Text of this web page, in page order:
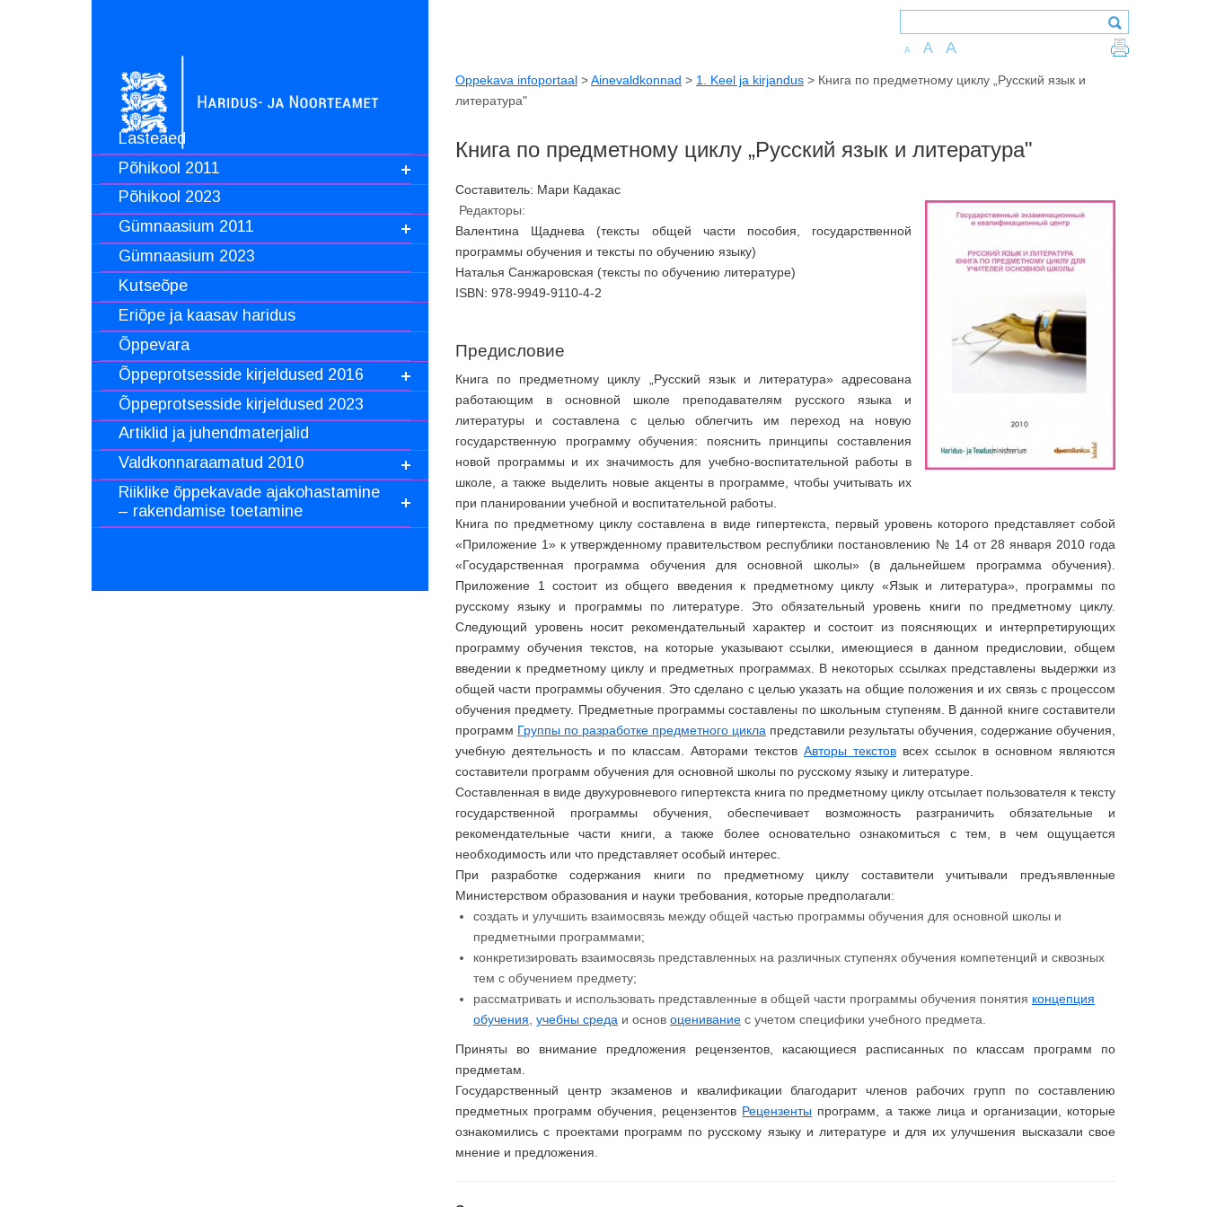
Lasteaed
Põhikool 2011
Põhikool 2023
Gümnaasium 2011
Gümnaasium 2023
Kutseõpe
Eriõpe ja kaasav haridus
Õppevara
Õppeprotsesside kirjeldused 2016
Õppeprotsesside kirjeldused 2023
Artiklid ja juhendmaterjalid
Valdkonnaraamatud 2010
Riiklike õppekavade ajakohastamine
– rakendamise toetamine
A A A
Oppekava infoportaal >Ainevaldkonnad > 1. Keel ja kirjandus > Книга по предметному циклу „Русский язык и
литература"
Книга по предметному циклу „Русский язык и литература"
Составитель: Мари Кадакас
Редакторы:
Валентина Щаднева (тексты общей части пособия, государственной
программы обучения и тексты по обучению языку)
Наталья Санжаровская (тексты по обучению литературе)
ISBN: 978-9949-9110-4-2
Предисловие
Книга по предметному циклу „Русский язык и литература» адресована
работающим в основной школе преподавателям русского языка и
литературы и составлена с целью облегчить им переход на новую
государственную программу обучения: пояснить принципы составления
новой программы и их значимость для учебно-воспитательной работы в
школе, а также выделить новые акценты в программе, чтобы учитывать их
при планировании учебной и воспитательной работы.
Книга по предметному циклу составлена в виде гипертекста, первый уровень которого представляет собой
«Приложение 1» к утвержденному правительством республики постановлению № 14 от 28 января 2010 года
«Государственная программа обучения для основной школы» (в дальнейшем программа обучения).
Приложение 1 состоит из общего введения к предметному циклу «Язык и литература», программы по
русскому языку и программы по литературе. Это обязательный уровень книги по предметному циклу.
Следующий уровень носит рекомендательный характер и состоит из поясняющих и интерпретирующих
программу обучения текстов, на которые указывают ссылки, имеющиеся в данном предисловии, общем
введении к предметному циклу и предметных программах. В некоторых ссылках представлены выдержки из
общей части программы обучения. Это сделано с целью указать на общие положения и их связь с процессом
обучения предмету. Предметные программы составлены по школьным ступеням. В данной книге составители
программ Группы по разработке предметного цикла представили результаты обучения, содержание обучения,
учебную деятельность и по классам. Авторами текстов Авторы текстов всех ссылок в основном являются
составители программ обучения для основной школы по русскому языку и литературе.
Составленная в виде двухуровневого гипертекста книга по предметному циклу отсылает пользователя к тексту
государственной программы обучения, обеспечивает возможность разграничить обязательные и
рекомендательные части книги, а также более основательно ознакомиться с тем, в чем ощущается
необходимость или что представляет особый интерес.
При разработке содержания книги по предметному циклу составители учитывали предъявленные
Министерством образования и науки требования, которые предполагали:
создать и улучшить взаимосвязь между общей частью программы обучения для основной школы и
предметными программами;
конкретизировать взаимосвязь представленных на различных ступенях обучения компетенций и сквозных
тем с обучением предмету;
рассматривать и использовать представленные в общей части программы обучения понятия концепция
обучения учебны среда и основ oценивание с учетом специфики учебного предмета.
Приняты во внимание предложения рецензентов, касающиеся расписанных по классам программ по
предметам.
Государственный центр экзаменов и квалификации благодарит членов рабочих групп по составлению
предметных программ обучения, рецензентов Рецензенты программ, а также лица и организации, которые
ознакомились с проектами программ по русскому языку и литературе и для их улучшения высказали свое
мнение и предложения.